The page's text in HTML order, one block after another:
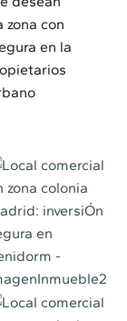
con
en la